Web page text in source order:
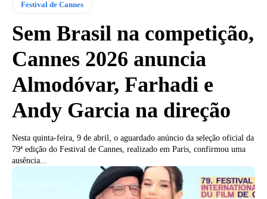
Festival de Cannes
Sem Brasil na competição,
Cannes 2026 anuncia
Almodóvar, Farhadi e
Andy Garcia na direção
Nesta quinta-feira, 9 de abril, o aguardado anúncio da seleção oficial da
79ª edição do Festival de Cannes, realizado em Paris, confirmou uma
ausência...